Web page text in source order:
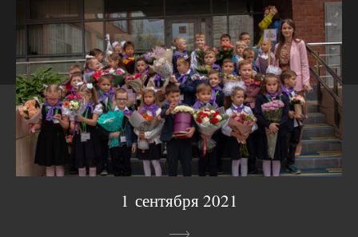
1 сентября 2021